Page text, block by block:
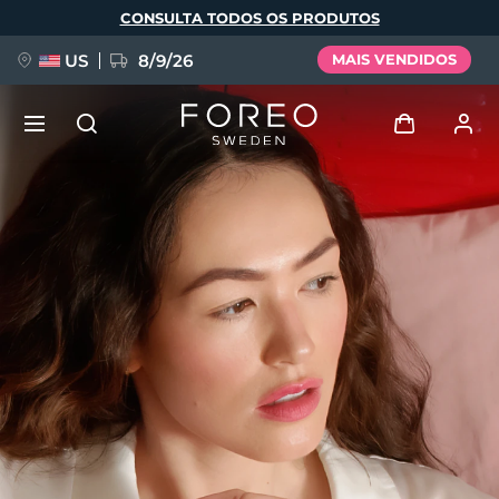
principal
CONSULTA TODOS OS PRODUTOS
US 8/9/26 MAIS VENDIDOS
Entrar
Perfil de usuário
Meus aparelhos
Meus pedidos
Meus endereços
As minhas subscrições
NOVIDADE
FAQ™ Pure Beauty-Tech Elixir
BREAKING NEWS
issa™ Teeth Whitening Set
Idioma
English Deutsch
Español
Français
Português
Polski
Svenska
Русский
Türkçe
简体中文 繁體中文